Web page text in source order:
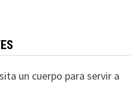
un cuerpo para servir a